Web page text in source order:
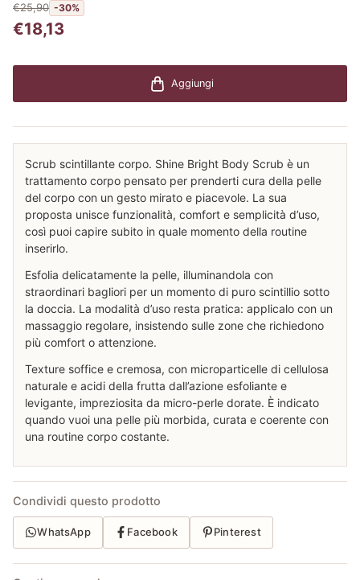
€25,90 -30%
€18,13
Aggiungi
Scrub scintillante corpo. Shine Bright Body Scrub è un
trattamento corpo pensato per prenderti cura della pelle
del corpo con un gesto mirato e piacevole. La sua
proposta unisce funzionalità, comfort e semplicità d’uso,
così puoi capire subito in quale momento della routine
inserirlo.
Esfolia delicatamente la pelle, illuminandola con
straordinari bagliori per un momento di puro scintillio sotto
la doccia. La modalità d’uso resta pratica: applicalo con un
massaggio regolare, insistendo sulle zone che richiedono
più comfort o attenzione.
Texture soffice e cremosa, con microparticelle di cellulosa
naturale e acidi della frutta dall’azione esfoliante e
levigante, impreziosita da micro-perle dorate. È indicato
quando vuoi una pelle più morbida, curata e coerente con
una routine corpo costante.
Condividi questo prodotto
WhatsApp Facebook Pinterest